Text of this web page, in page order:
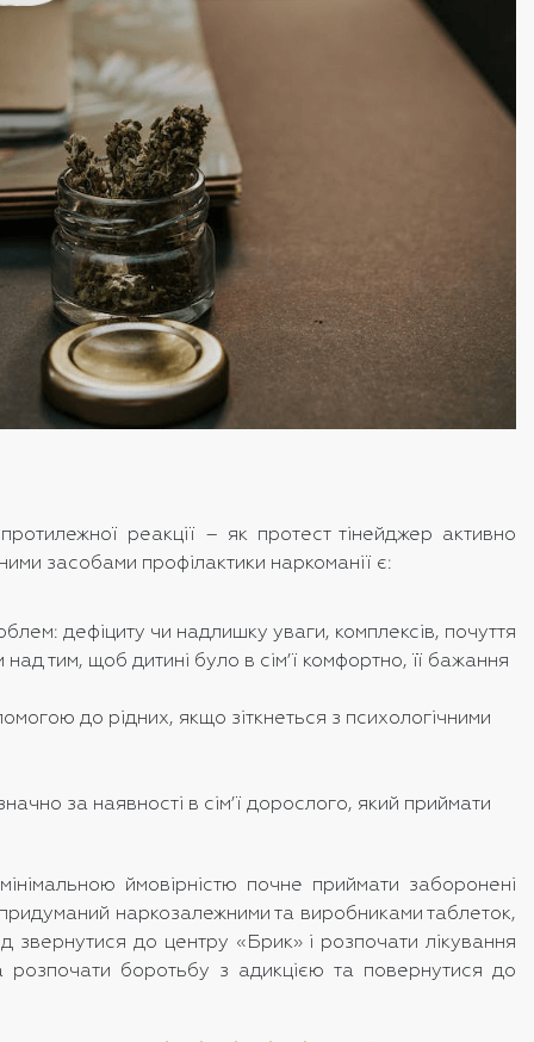
реакції – як протест тінейджер активно
засобами профілактики наркоманії є:
дефіциту чи надлишку уваги, комплексів, почуття
тим, щоб дитині було в сім’ї комфортно, її бажання
до рідних, якщо зіткнеться з психологічними
за наявності в сім’ї дорослого, який приймати
ймовірністю почне приймати заборонені
наркозалежними та виробниками таблеток,
звернутися до центру «Брик» і розпочати лікування
боротьбу з адикцією та повернутися до